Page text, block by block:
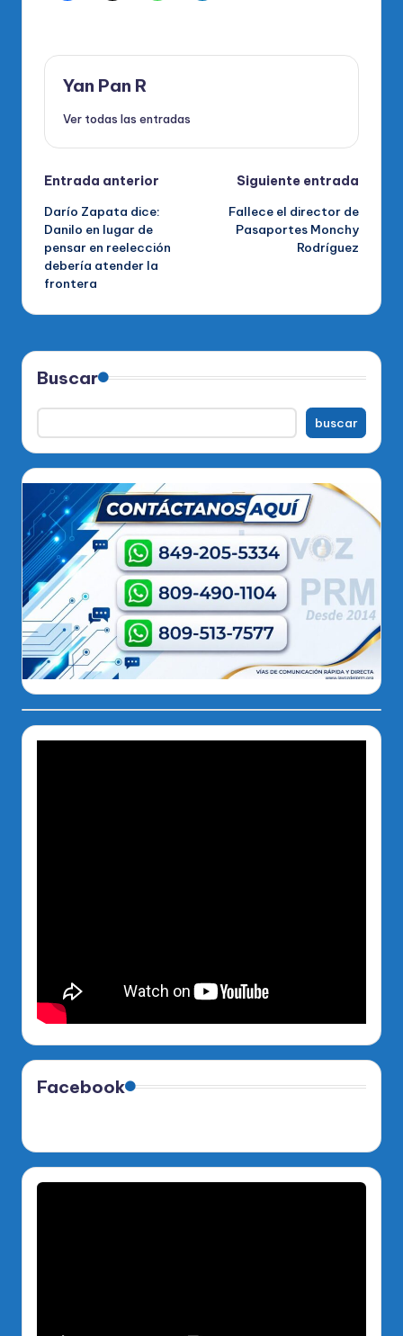
Yan Pan R
Ver todas las entradas
Navegación
de
entradas
Entrada anterior
Darío Zapata dice:
Danilo en lugar de
pensar en reelección
debería atender la
frontera
Siguiente entrada
Fallece el director de
Pasaportes Monchy
Rodríguez
Buscar
buscar
Facebook